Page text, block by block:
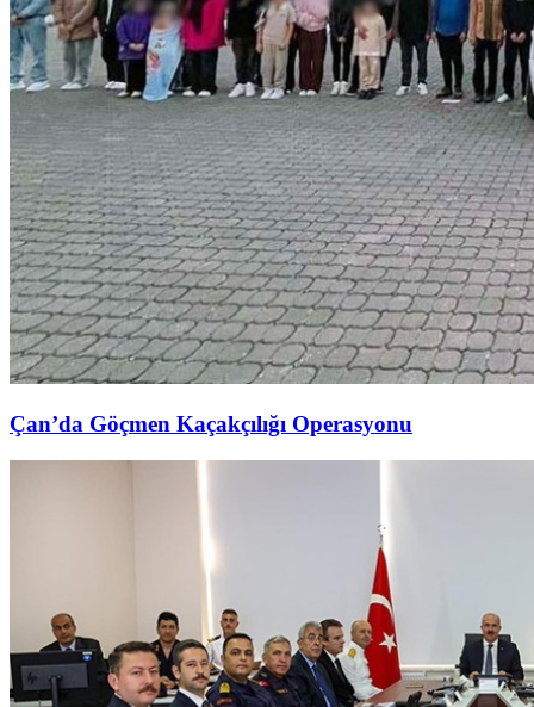
Çan’da Göçmen Kaçakçılığı Operasyonu